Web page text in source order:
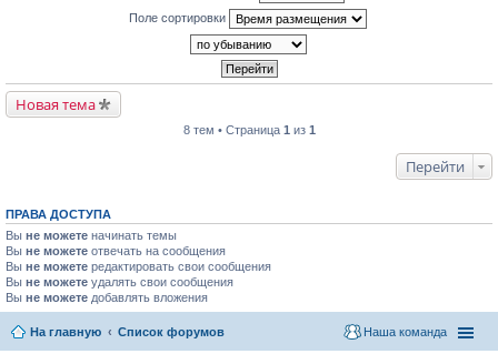
Поле сортировки
Новая тема
8 тем • Страница 1 из 1
Перейти
ПРАВА ДОСТУПА
Вы не можете начинать темы
Вы не можете отвечать на сообщения
Вы не можете редактировать свои сообщения
Вы не можете удалять свои сообщения
Вы не можете добавлять вложения
На главную Список форумов Наша команда